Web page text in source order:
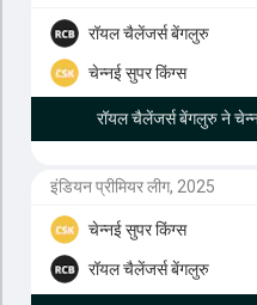
रॉयल चैलेंजर्स बेंगलुरु
चेन्नई सुपर किंग्स
रॉयल चैलेंजर्स बेंगलुरु ने
इंडियन प्रीमियर लीग, 2025
चेन्नई सुपर किंग्स
रॉयल चैलेंजर्स बेंगलुरु